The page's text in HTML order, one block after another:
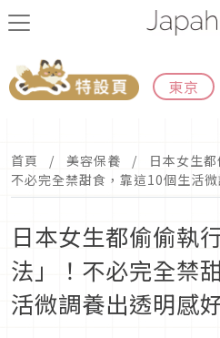
東京
首頁 美容保養
日本女生
不必完全禁甜食，靠這10個生活
日本女生都偷偷執
法」！不必完全禁
活微調養出透明感